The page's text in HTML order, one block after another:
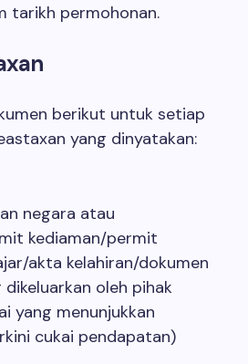
tarikh permohonan.
berikut untuk setiap
yang dinyatakan:
negara atau
kediaman/permit
akta kelahiran/dokumen
dikeluarkan oleh pihak
yang menunjukkan
cukai pendapatan)